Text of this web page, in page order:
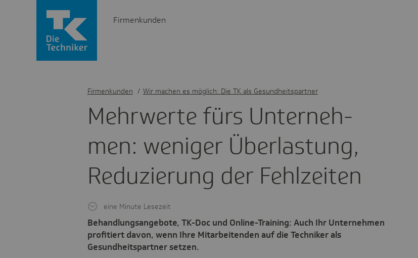
Firmenkunden
Mehr­werte fürs Unter­neh­
men: weniger Über­las­tung,
Redu­zie­rung der Fehl­zeiten
Behandlungsangebote, TK-Doc und Online-Training: Auch Ihr Unternehmen
profitiert davon, wenn Ihre Mitarbeitenden auf die Techniker als
Gesundheitspartner setzen.
eine Minute Lesezeit
Firmenkunden / Wir machen es möglich: Die TK als Gesundheitspartner